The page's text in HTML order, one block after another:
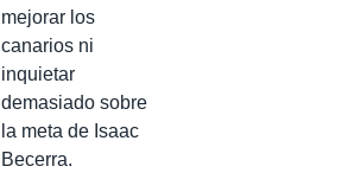
mejorar los
canarios ni
inquietar
demasiado sobre
la meta de Isaac
Becerra.